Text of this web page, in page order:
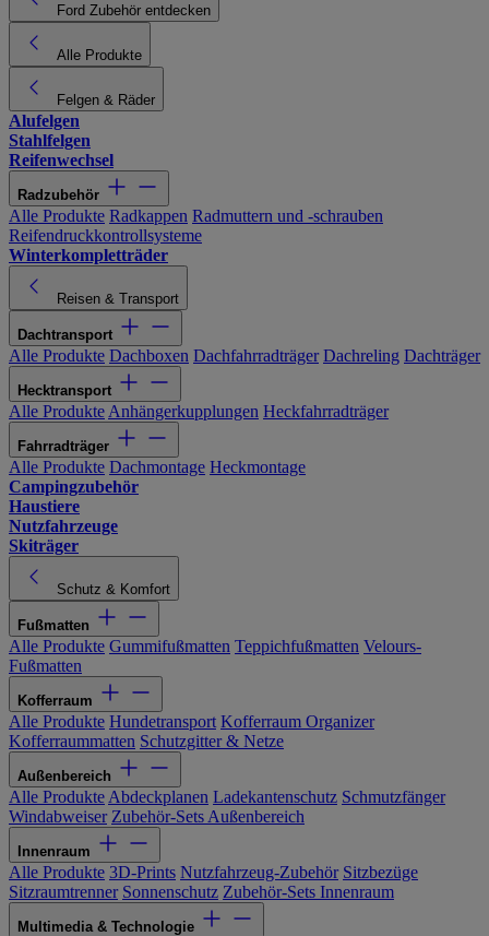
Ford Zubehör entdecken
Alle Produkte
Felgen & Räder
Alufelgen
Stahlfelgen
Reifenwechsel
Radzubehör
Alle Produkte Radkappen Radmuttern und -schrauben
Reifendruckkontrollsysteme
Winterkompletträder
Reisen & Transport
Dachtransport
Alle Produkte Dachboxen Dachfahrradträger Dachreling Dachträger
Hecktransport
Alle Produkte Anhängerkupplungen Heckfahrradträger
Fahrradträger
Alle Produkte Dachmontage Heckmontage
Campingzubehör
Haustiere
Nutzfahrzeuge
Skiträger
Schutz & Komfort
Fußmatten
Alle Produkte Gummifußmatten Teppichfußmatten Velours-
Fußmatten
Kofferraum
Alle Produkte Hundetransport Kofferraum Organizer
Kofferraummatten Schutzgitter & Netze
Außenbereich
Alle Produkte Abdeckplanen Ladekantenschutz Schmutzfänger
Windabweiser Zubehör-Sets Außenbereich
Innenraum
Alle Produkte 3D-Prints Nutzfahrzeug-Zubehör Sitzbezüge
Sitzraumtrenner Sonnenschutz Zubehör-Sets Innenraum
Multimedia & Technologie